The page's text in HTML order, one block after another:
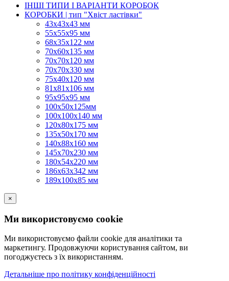
ІНШІ ТИПИ І ВАРІАНТИ КОРОБОК
КОРОБКИ | тип "Хвіст ластівки"
43х43х43 мм
55х55х95 мм
68х35х122 мм
70х60х135 мм
70х70х120 мм
70х70х330 мм
75х40х120 мм
81х81х106 мм
95х95х95 мм
100х50х125мм
100х100х140 мм
120х80х175 мм
135х50х170 мм
140х88х160 мм
145х70х230 мм
180х54х220 мм
186х63х342 мм
189х100х85 мм
×
Ми використовуємо cookie
Ми використовуємо файли cookie для аналітики та
маркетингу. Продовжуючи користування сайтом, ви
погоджуєтесь з їх використанням.
Детальніше про політику конфіденційності